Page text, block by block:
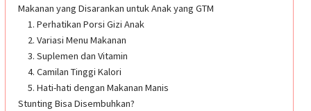
Makanan yang Disarankan untuk Anak yang GTM
1. Perhatikan Porsi Gizi Anak
2. Variasi Menu Makanan
3. Suplemen dan Vitamin
4. Camilan Tinggi Kalori
5. Hati-hati dengan Makanan Manis
Stunting Bisa Disembuhkan?